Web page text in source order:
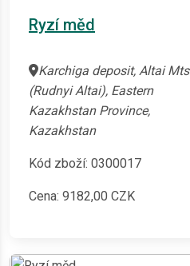
Ryzí měd
Karchiga deposit, Altai Mts
(Rudnyi Altai), Eastern
Kazakhstan Province,
Kazakhstan
Kód zboží: 0300017
Cena: 9182,00 CZK